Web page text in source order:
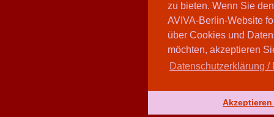
zu bieten. Wenn Sie
AVIVA-Berlin-Website
über Cookies und
möchten, akzeptieren
Datenschutzerklärung /